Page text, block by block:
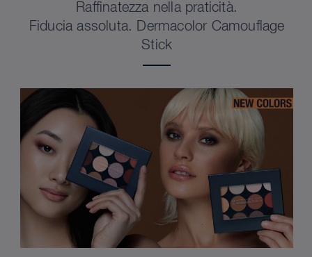
Raffinatezza nella praticità.
Fiducia assoluta. Dermacolor Camouflage
Stick